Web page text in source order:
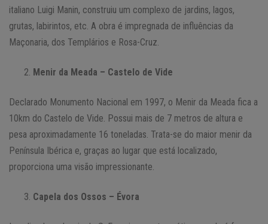
italiano Luigi Manin, construiu um complexo de jardins, lagos,
grutas, labirintos, etc. A obra é impregnada de influências da
Maçonaria, dos Templários e Rosa-Cruz.
Menir da Meada – Castelo de Vide
Declarado Monumento Nacional em 1997, o Menir da Meada fica a
10km do Castelo de Vide. Possui mais de 7 metros de altura e
pesa aproximadamente 16 toneladas. Trata-se do maior menir da
Península Ibérica e, graças ao lugar que está localizado,
proporciona uma visão impressionante.
Capela dos Ossos – Évora